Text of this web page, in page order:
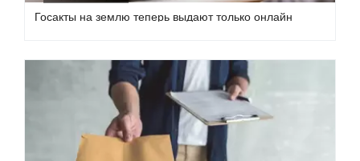
Госакты на землю теперь выдают только онлайн